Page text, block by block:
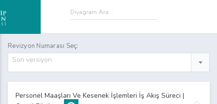
Revizyon Numarası Seç:
Son versiyon
Personel Maaşları Ve Kesenek İşlemleri İş Akış Süreci |